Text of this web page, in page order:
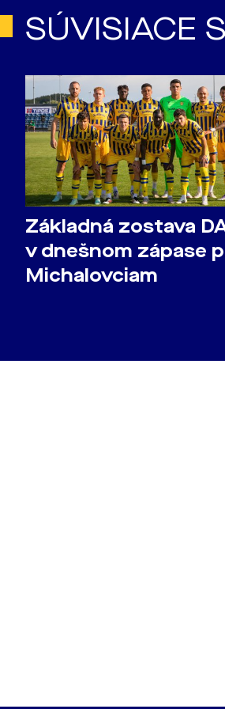
SÚVISIACE
Základná zostava
v dnešnom zápase
Michalovciam